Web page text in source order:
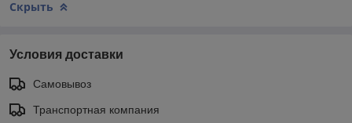
Скрыть
Условия доставки
Самовывоз
Транспортная компания